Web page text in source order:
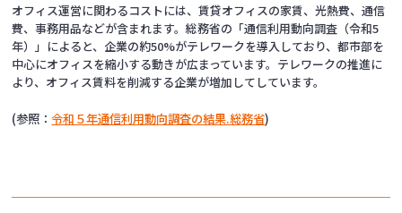
オフィス運営に関わるコストには、賃貸オフィスの家賃、光熱費、通信
費、事務用品などが含まれます。総務省の「通信利用動向調査（令和5
年）」によると、企業の約50%がテレワークを導入しており、都市部を
中心にオフィスを縮小する動きが広まっています。テレワークの推進に
より、オフィス賃料を削減する企業が増加してしています。
(参照：令和５年通信利用動向調査の結果.総務省)